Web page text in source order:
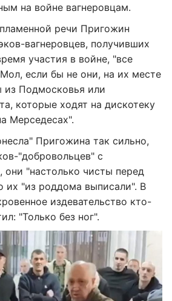
на войне вагнеровцам.
речи Пригожин
вагнеровцев, получивших
участия в войне, "все
если бы не они, на их месте
из Подмосковья или
которые ходят на дискотеку
Мерседесах".
Пригожина так сильно,
"добровольцев" с
"настолько чисты перед
их "из роддома выписали". В
издевательство кто-
"Только без ног".